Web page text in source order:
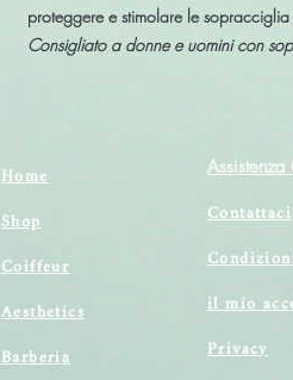
proteggere e stimolare le
Consigliato a donne e uomini con
Home
Shop
Coiffeur
Aesthetics
Barberia
Assistenza
Contattaci
il mio
Privacy